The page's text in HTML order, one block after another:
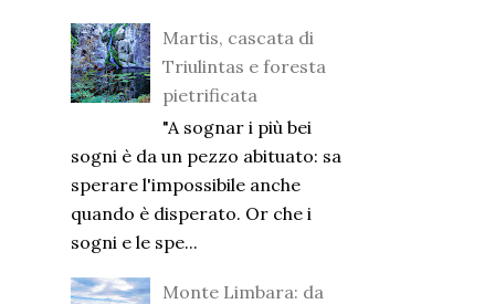
Martis, cascata di
Triulintas e foresta
pietrificata
"A sognar i più bei
sogni è da un pezzo abituato: sa
sperare l'impossibile anche
quando è disperato. Or che i
sogni e le spe...
Monte Limbara: da